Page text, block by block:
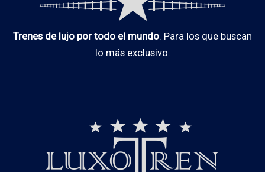
Trenes de lujo por todo el mundo. Para los que buscan
lo más exclusivo.